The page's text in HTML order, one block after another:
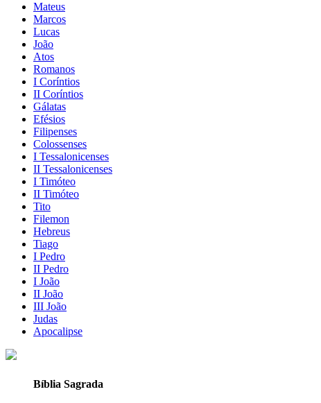
Mateus
Marcos
Lucas
João
Atos
Romanos
I Coríntios
II Coríntios
Gálatas
Efésios
Filipenses
Colossenses
I Tessalonicenses
II Tessalonicenses
I Timóteo
II Timóteo
Tito
Filemon
Hebreus
Tiago
I Pedro
II Pedro
I João
II João
III João
Judas
Apocalipse
Bíblia Sagrada